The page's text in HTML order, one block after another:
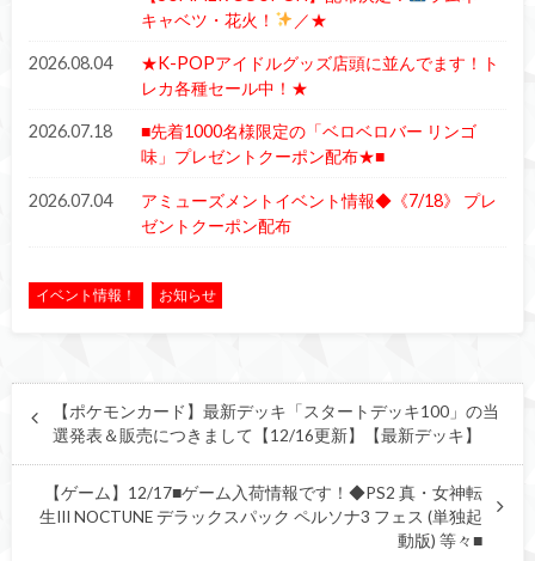
キャベツ・花火！
／★
2026.08.04
★K-POPアイドルグッズ店頭に並んでます！ト
レカ各種セール中！★
2026.07.18
■先着1000名様限定の「ベロベロバー リンゴ
味」プレゼントクーポン配布★■
2026.07.04
アミューズメントイベント情報◆《7/18》 プレ
ゼントクーポン配布
イベント情報！ お知らせ
【ポケモンカード】最新デッキ「スタートデッキ100」の当
選発表＆販売につきまして【12/16更新】【最新デッキ】
【ゲーム】12/17■ゲーム入荷情報です！◆PS2 真・女神転
生III NOCTUNE デラックスパック ペルソナ3 フェス (単独起
動版) 等々■